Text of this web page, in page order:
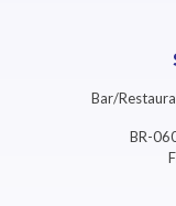
Bar/
BR-